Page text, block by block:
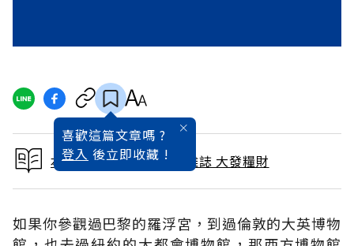
喜歡這篇文章嗎 ?
登入 後立即收藏 !
本文出自 2008 / 6月號雜誌 大發糧財
如果你參觀過巴黎的羅浮宮，到過倫敦的大英博物